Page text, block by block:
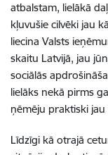
atbalstam, lielākā
kļuvušie cilvēki jau
liecina Valsts
skaitu Latvijā, jau
sociālās
lielāks nekā pirms
ņēmēju praktiski
Līdzīgi kā otrajā